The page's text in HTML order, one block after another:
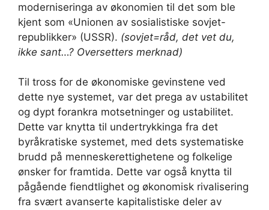
moderniseringa av økonomien til det som ble
kjent som «Unionen av sosialistiske sovjet-
republikker» (USSR). (sovjet=råd, det vet du,
ikke sant…? Oversetters merknad)
Til tross for de økonomiske gevinstene ved
dette nye systemet, var det prega av ustabilitet
og dypt forankra motsetninger og ustabilitet.
Dette var knytta til undertrykkinga fra det
byråkratiske systemet, med dets systematiske
brudd på menneskerettighetene og folkelige
ønsker for framtida. Dette var også knytta til
pågående fiendtlighet og økonomisk rivalisering
fra svært avanserte kapitalistiske deler av